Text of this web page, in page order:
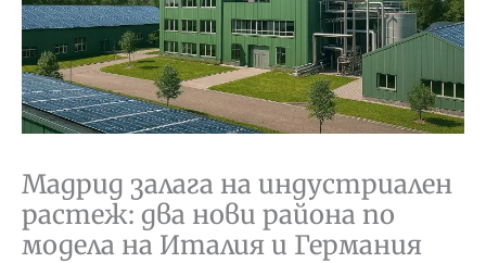
Мадрид залага на индустриален
растеж: два нови района по
модела на Италия и Германия